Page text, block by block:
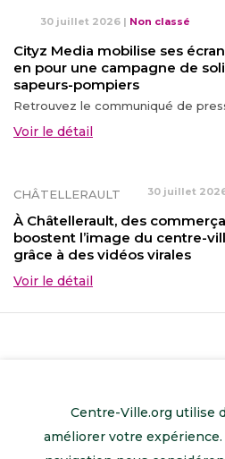
30 juillet 2026 | Non classé
Cityz Media mobilise ses
en pour une campagne de
sapeurs-pompiers
Retrouvez le communiqué de
Voir le détail
CHÂTELLERAULT 30 juillet
À Châtellerault, des
boostent l’image du centre-
grâce à des vidéos virales
Voir le détail
Centre-Ville.org utilise
améliorer votre